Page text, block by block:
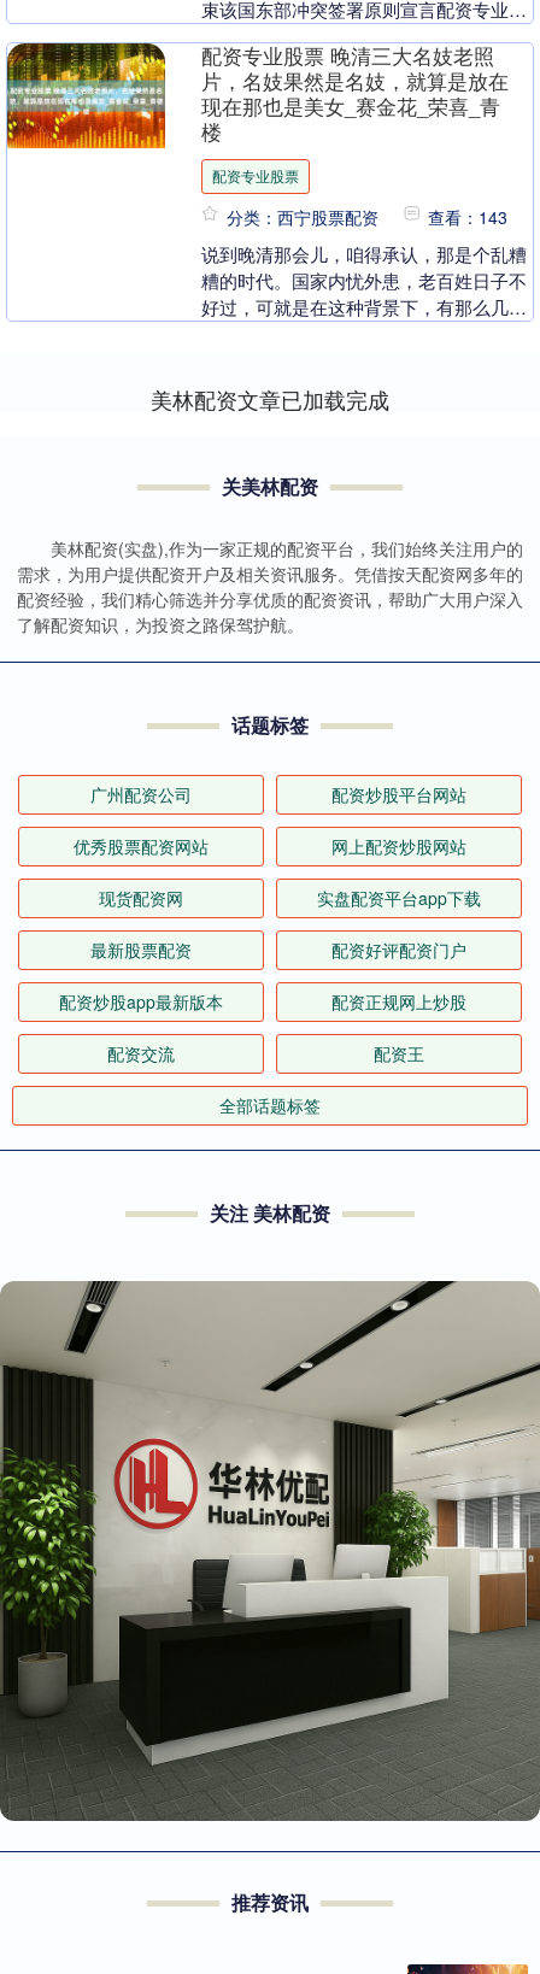
束该国东部冲突签署原则宣言配资专业股
配资专业股票 晚清三大名妓老照
片，名妓果然是名妓，就算是放在
现在那也是美女_赛金花_荣喜_青
楼
配资专业股票
分类：西宁股票配资 查看：143
说到晚清那会儿，咱得承认，那是个乱糟
糟的时代。国家内忧外患，老百姓日子不
好过，可就是在这种背景下，有那么几个
美林配资文章已加载完成
关美林配资
美林配资(实盘),作为一家正规的配资平台，我们始终关注用户的
需求，为用户提供配资开户及相关资讯服务。凭借按天配资网多年的
配资经验，我们精心筛选并分享优质的配资资讯，帮助广大用户深入
了解配资知识，为投资之路保驾护航。
话题标签
广州配资公司 配资炒股平台网站
优秀股票配资网站 网上配资炒股网站
现货配资网 实盘配资平台app下载
最新股票配资 配资好评配资门户
配资炒股app最新版本 配资正规网上炒股
配资交流 配资王
全部话题标签
关注 美林配资
推荐资讯